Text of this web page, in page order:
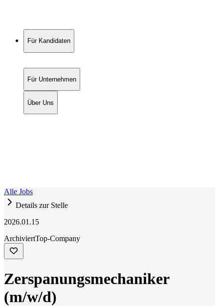
Für Kandidaten
Für Unternehmen
Über Uns
Alle Jobs
Details zur Stelle
2026.01.15
ArchiviertTop-Company
Zerspanungsmechaniker
(m/w/d)